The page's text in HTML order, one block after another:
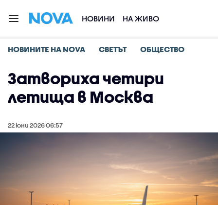
НОВИНИ НА ЖИВО
НОВИНИТЕ НА NOVA СВЕТЪТ ОБЩЕСТВО
Затвориха четири
летища в Москва
22 юни 2026 06:57